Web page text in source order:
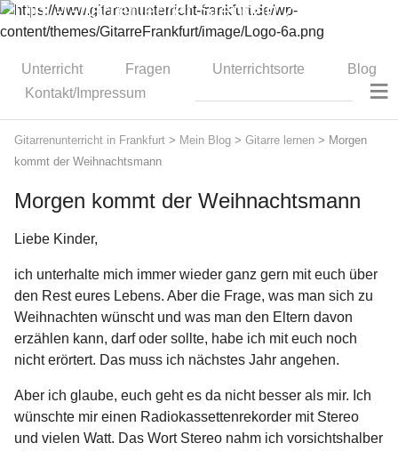
Dipl.-Gitarrenlehrer Stephan Zitzmann
Unterricht Fragen Unterrichtsorte
Blog
Kontakt/Impressum
≡
Gitarrenunterricht in Frankfurt > Mein Blog > Gitarre lernen > Morgen
kommt der Weihnachtsmann
Morgen kommt der Weihnachtsmann
Liebe Kinder,
ich unterhalte mich immer wieder ganz gern mit euch über
den Rest eures Lebens. Aber die Frage, was man sich zu
Weihnachten wünscht und was man den Eltern davon
erzählen kann, darf oder sollte, habe ich mit euch noch
nicht erörtert. Das muss ich nächstes Jahr angehen.
Aber ich glaube, euch geht es da nicht besser als mir. Ich
wünschte mir einen Radiokassettenrekorder mit Stereo
und vielen Watt. Das Wort Stereo nahm ich vorsichtshalber